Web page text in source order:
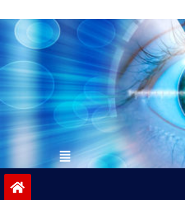
to
contentvinivida.lk